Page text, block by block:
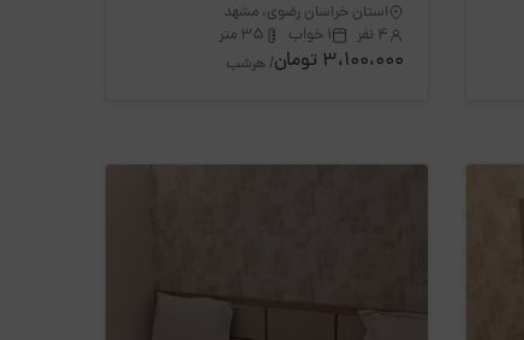
استان خراسان رضوی، مشهد
4 نفر
1 خواب 35 متر
3،100،000 تومان / هرشب